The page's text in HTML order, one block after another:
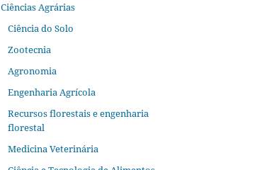
Ciências Agrárias
Ciência do Solo
Zootecnia
Agronomia
Engenharia Agrícola
Recursos florestais e engenharia
florestal
Medicina Veterinária